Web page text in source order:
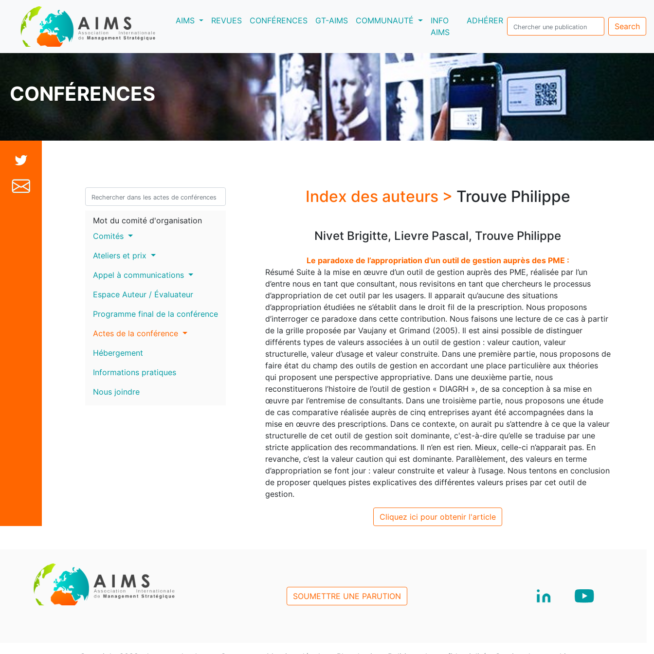
AIMS(current)REVUES CONFÉRENCES GT-AIMS COMMUNAUTÉ
INFO
AIMS
ADHÉRER
Search
CONFÉRENCES
Mot du comité d'organisation
Comités
Ateliers et prix
Appel à communications
Espace Auteur / Évaluateur
Programme final de la conférence
Actes de la conférence
Hébergement
Informations pratiques
Nous joindre
Index des auteurs > Trouve Philippe
Nivet Brigitte, Lievre Pascal, Trouve Philippe
Le paradoxe de l’appropriation d’un outil de gestion auprès des PME :
Résumé Suite à la mise en œuvre d’un outil de gestion auprès des PME, réalisée par l’un
d’entre nous en tant que consultant, nous revisitons en tant que chercheurs le processus
d’appropriation de cet outil par les usagers. Il apparait qu’aucune des situations
d’appropriation étudiées ne s’établit dans le droit fil de la prescription. Nous proposons
d’interroger ce paradoxe dans cette contribution. Nous faisons une lecture de ce cas à partir
de la grille proposée par Vaujany et Grimand (2005). Il est ainsi possible de distinguer
différents types de valeurs associées à un outil de gestion : valeur caution, valeur
structurelle, valeur d’usage et valeur construite. Dans une première partie, nous proposons de
faire état du champ des outils de gestion en accordant une place particulière aux théories
qui proposent une perspective appropriative. Dans une deuxième partie, nous
reconstituerons l’histoire de l’outil de gestion « DIAGRH », de sa conception à sa mise en
œuvre par l’entremise de consultants. Dans une troisième partie, nous proposons une étude
de cas comparative réalisée auprès de cinq entreprises ayant été accompagnées dans la
mise en œuvre des prescriptions. Dans ce contexte, on aurait pu s’attendre à ce que la valeur
structurelle de cet outil de gestion soit dominante, c'est-à-dire qu’elle se traduise par une
stricte application des recommandations. Il n’en est rien. Mieux, celle-ci n’apparait pas. En
revanche, c’est la valeur caution qui est dominante. Parallèlement, des valeurs en terme
d’appropriation se font jour : valeur construite et valeur à l’usage. Nous tentons en conclusion
de proposer quelques pistes explicatives des différentes valeurs prises par cet outil de
gestion.
Cliquez ici pour obtenir l'article
SOUMETTRE UNE PARUTION